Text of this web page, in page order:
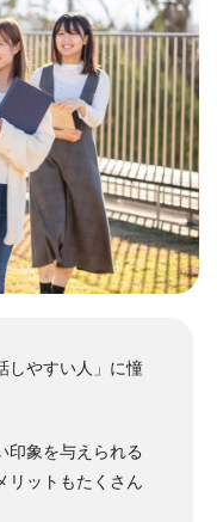
しやすい人」に憧
印象を与えられる
リットもたくさん